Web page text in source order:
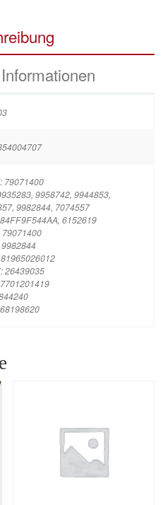
79071400
9958742, 9944853,
9982844, 7074557
6152619
79071400
26439035